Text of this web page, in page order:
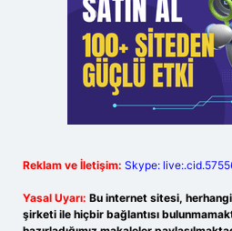
Reklam ve İletişim: Skype:
Yasal Uyarı: Bu internet sitesi,
şirketi ile hiçbir bağlantısı